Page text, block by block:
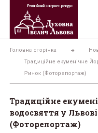
Перейти
вмісту
Головна сторінка
Традиційне екуменічне
Ринок (Фоторепортаж)
Традиційне
водосвяття у
(Фоторепортаж)